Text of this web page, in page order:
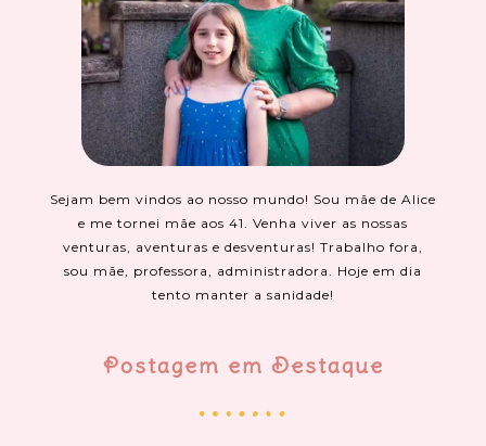
Sejam bem vindos ao nosso mundo! Sou mãe de Alice
e me tornei mãe aos 41. Venha viver as nossas
venturas, aventuras e desventuras! Trabalho fora,
sou mãe, professora, administradora. Hoje em dia
tento manter a sanidade!
Postagem em Destaque